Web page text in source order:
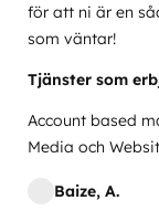
för att ni är en
som väntar!
Tjänster som
Account based
Media och
Baize, A.